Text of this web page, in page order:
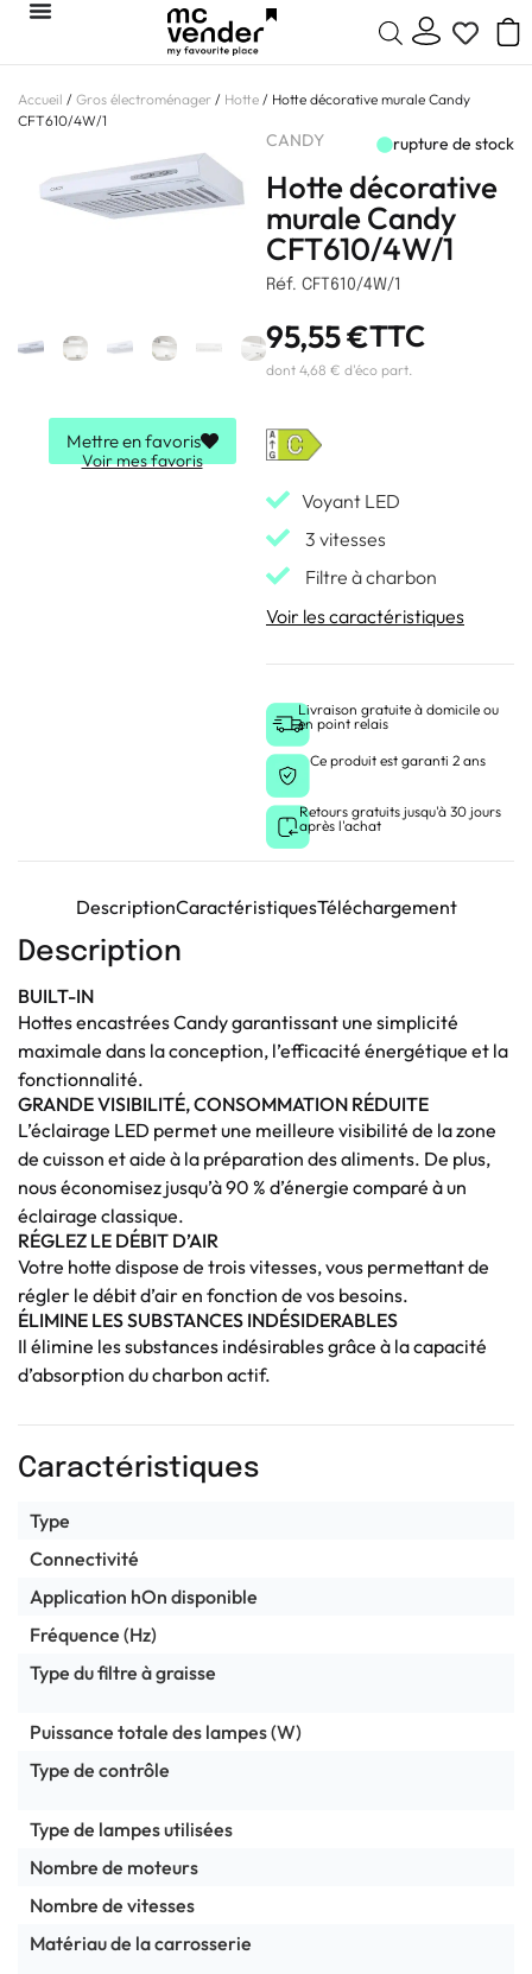
Accueil / Gros électroménager / Hotte / Hotte décorative murale Candy
CFT610/4W/1
Mettre en favoris
Voir mes favoris
CANDY rupture de stock
Hotte décorative
murale Candy
CFT610/4W/1
Réf. CFT610/4W/1
95,55€TTC
dont 4,68 € d'éco part.
Voyant LED
3 vitesses
Filtre à charbon
Voir les caractéristiques
Livraison gratuite à domicile ou
en point relais
Ce produit est garanti 2 ans
Retours gratuits jusqu'à 30 jours
après l'achat
DescriptionCaractéristiquesTéléchargement
Description
BUILT-IN
Hottes encastrées Candy garantissant une simplicité
maximale dans la conception, l’efficacité énergétique et la
fonctionnalité.
GRANDE VISIBILITÉ, CONSOMMATION RÉDUITE
L’éclairage LED permet une meilleure visibilité de la zone
de cuisson et aide à la préparation des aliments. De plus,
nous économisez jusqu’à 90 % d’énergie comparé à un
éclairage classique.
RÉGLEZ LE DÉBIT D’AIR
Votre hotte dispose de trois vitesses, vous permettant de
régler le débit d’air en fonction de vos besoins.
ÉLIMINE LES SUBSTANCES INDÉSIDERABLES
Il élimine les substances indésirables grâce à la capacité
d’absorption du charbon actif.
Caractéristiques
Type
Connectivité
Application hOn disponible
Fréquence (Hz)
Type du filtre à graisse
Puissance totale des lampes (W)
Type de contrôle
Type de lampes utilisées
Nombre de moteurs
Nombre de vitesses
Matériau de la carrosserie